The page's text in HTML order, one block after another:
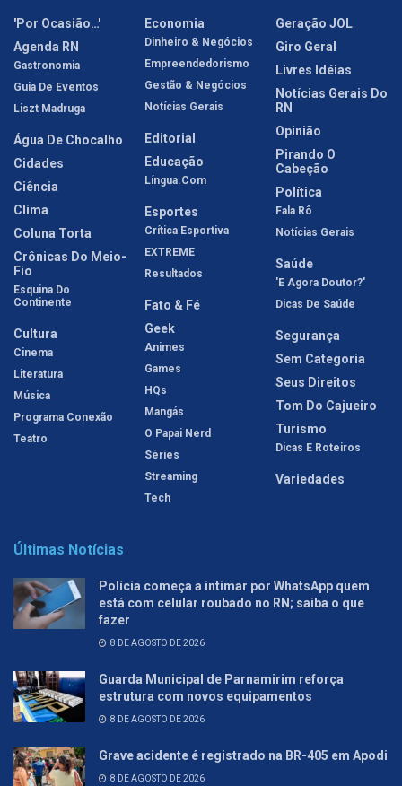
'Por Ocasião…'
Agenda RN
Gastronomia
Guia De Eventos
Liszt Madruga
Água De Chocalho
Cidades
Ciência
Clima
Coluna Torta
Crônicas Do Meio-
Fio
Esquina Do
Continente
Cultura
Cinema
Literatura
Música
Programa Conexão
Teatro
Economia
Dinheiro & Negócios
Empreendedorismo
Gestão & Negócios
Notícias Gerais
Editorial
Educação
Língua.com
Esportes
Crítica Esportiva
EXTREME
Resultados
Fato & Fé
Geek
Animes
Games
HQs
Mangás
O Papai Nerd
Séries
Streaming
Tech
Geração JOL
Giro Geral
Livres Idéias
Notícias Gerais Do
RN
Opinião
Pirando O
Cabeção
Política
Fala Rô
Notícias Gerais
Saúde
'E Agora Doutor?'
Dicas De Saúde
Segurança
Sem Categoria
Seus Direitos
Tom Do Cajueiro
Turismo
Dicas E Roteiros
Variedades
Últimas Notícias
Polícia começa a intimar por WhatsApp quem
está com celular roubado no RN; saiba o que
fazer
8 DE AGOSTO DE 2026
Guarda Municipal de Parnamirim reforça
estrutura com novos equipamentos
8 DE AGOSTO DE 2026
Grave acidente é registrado na BR-405 em Apodi
8 DE AGOSTO DE 2026